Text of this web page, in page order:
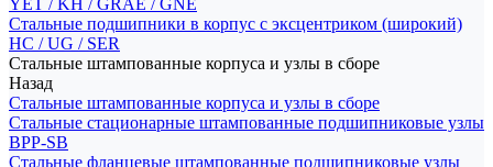
YET / KH / GRAE / GNE
Стальные подшипники в корпус с эксцентриком (широкий)
HC / UG / SER
Стальные штампованные корпуса и узлы в сборе
Назад
Стальные штампованные корпуса и узлы в сборе
Стальные стационарные штампованные подшипниковые узлы
BPP-SB
Стальные фланцевые штампованные подшипниковые узлы